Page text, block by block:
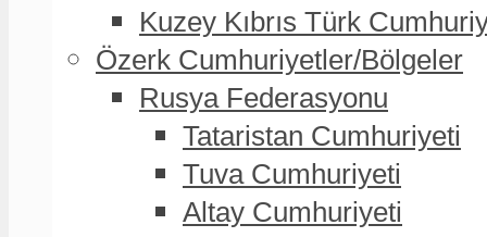
Kuzey Kıbrıs Türk
Özerk Cumhuriyetler/Bölgeler
Rusya Federasyonu
Tataristan Cumhuriyeti
Tuva Cumhuriyeti
Altay Cumhuriyeti